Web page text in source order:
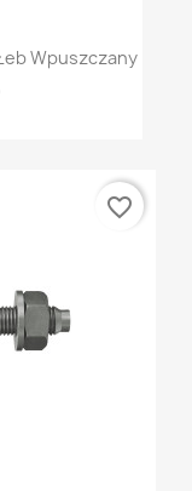
Wpuszczany
favorite_border